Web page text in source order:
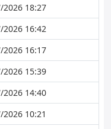
2026 18:27
2026 16:42
2026 16:17
2026 15:39
2026 14:40
10:21